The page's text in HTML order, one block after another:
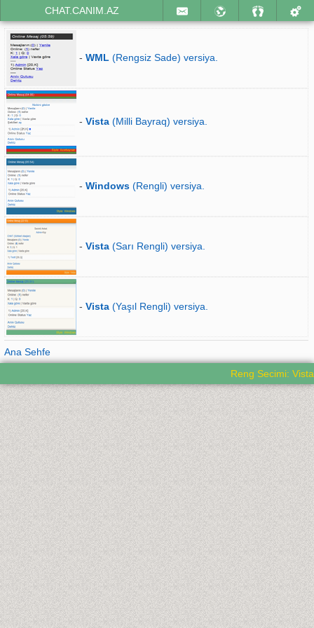
CHAT.CANIM.AZ
- WML (Rengsiz Sade) versiya.
- Vista (Milli Bayraq) versiya.
- Windows (Rengli) versiya.
- Vista (Sarı Rengli) versiya.
- Vista (Yaşıl Rengli) versiya.
Ana Sehfe
Reng Secimi: Vista